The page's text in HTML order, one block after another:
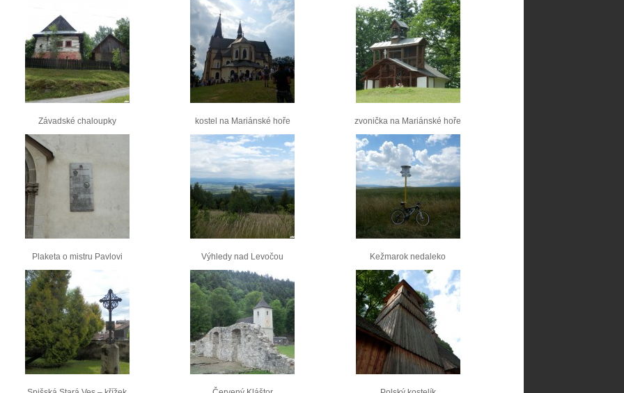
Závadské chaloupky kostel na Mariánské hoře zvonička na Mariánské hoře
Plaketa o mistru Pavlovi Výhledy nad Levočou Kežmarok nedaleko